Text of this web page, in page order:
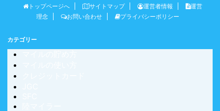
トップページへ サイトマップ 運営者情報
運営
理念
お問い合わせ プライバシーポリシー
カテゴリー